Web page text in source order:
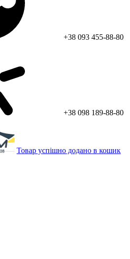
+38 093 455-88-80
+38 098 189-88-80
Товар успішно додано в кошик